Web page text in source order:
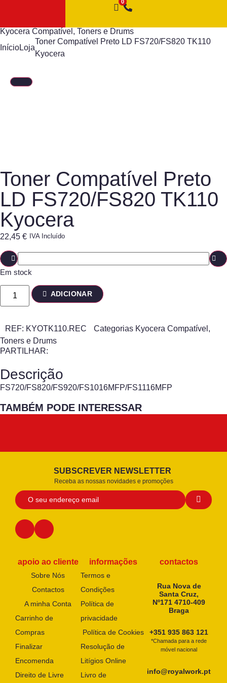
Kyocera Compatível , Toners e Drums
InícioLoja
Toner Compatível Preto LD FS720/FS820 TK110
Kyocera
Toner Compatível Preto
LD FS720/FS820 TK110
Kyocera
22,45 € IVA Incluído
Em stock
ADICIONAR
REF: KYOTK110.REC Categorias Kyocera Compatível ,
Toners e Drums
PARTILHAR:
Descrição
FS720/FS820/FS920/FS1016MFP/FS1116MFP
TAMBÉM PODE INTERESSAR
SUBSCREVER NEWSLETTER
Receba as nossas novidades e promoções
apoio ao cliente
Sobre Nós
Contactos
A minha Conta
Carrinho de
Compras
Finalizar
Encomenda
Direito de Livre
informações
Termos e
Condições
Política de
privacidade
Política de Cookies
Resolução de
Litígios Online
Livro de
contactos
Rua Nova de
Santa Cruz,
Nº171 4710-409
Braga
+351 935 863 121
*Chamada para a rede
móvel nacional
info@royalwork.pt